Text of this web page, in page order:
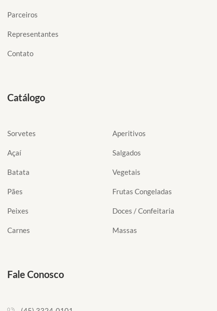
Parceiros
Representantes
Contato
Catálogo
Sorvetes
Açaí
Batata
Pães
Peixes
Carnes
Aperitivos
Salgados
Vegetais
Frutas Congeladas
Doces / Confeitaria
Massas
Fale Conosco